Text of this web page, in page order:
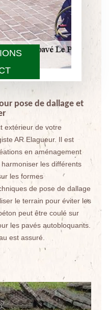
pose de dallage et
extérieur de votre
AR Elagueur. Il est
en aménagement
les différents
les formes
de pose de dallage
le terrain pour éviter les
peut être coulé sur
les pavés autobloquants.
est assuré.